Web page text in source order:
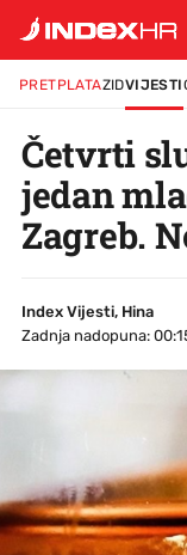
PRETPLATAZIDVIJESTI
Četvrti
jedan
Zagreb.
Index Vijesti, Hina
Zadnja nadopuna: